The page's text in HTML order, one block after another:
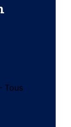
Tous